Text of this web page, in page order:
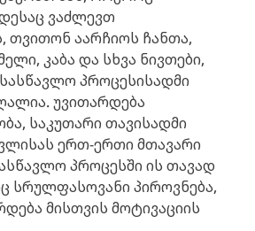
ვაძლევთ
თვითონ აარჩიოს ჩანთა,
კაბა და სხვა ნივთები,
პროცესისადმი
უვითარდება
საკუთარი თავისადმი
ერთ-ერთი მთავარი
პროცესში ის თავად
სრულფასოვანი პიროვნება,
მისთვის მოტივაციის